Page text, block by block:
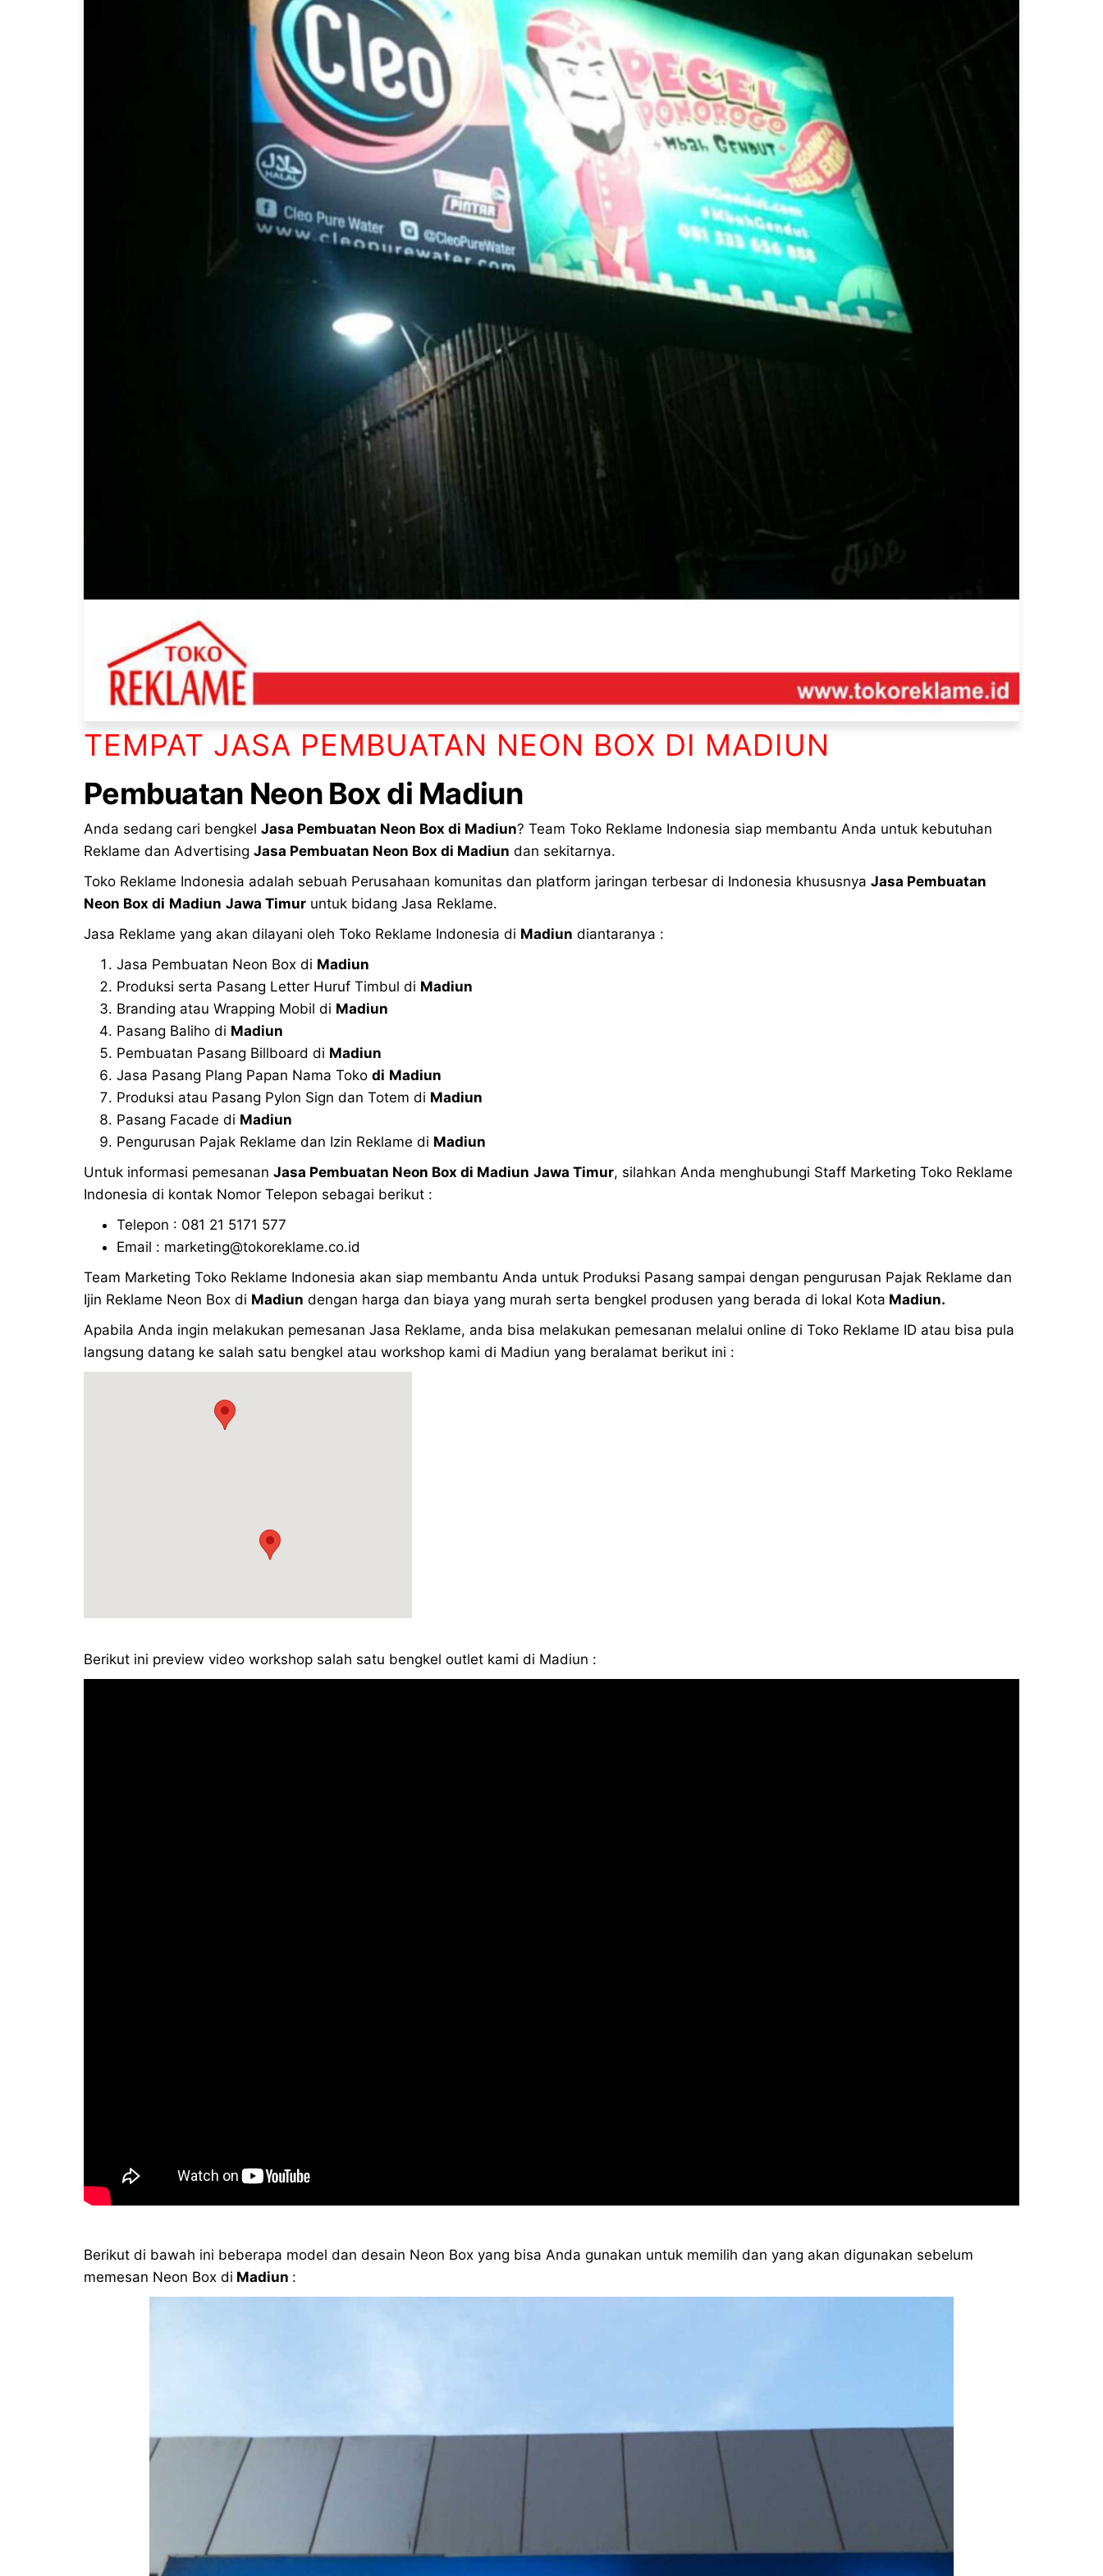
TEMPAT JASA PEMBUATAN NEON BOX DI MADIUN
Pembuatan Neon Box di Madiun
Anda sedang cari bengkel Jasa Pembuatan Neon Box di Madiun? Team Toko Reklame Indonesia siap membantu Anda untuk kebutuhan
Reklame dan Advertising Jasa Pembuatan Neon Box di Madiun dan sekitarnya.
Toko Reklame Indonesia adalah sebuah Perusahaan komunitas dan platform jaringan terbesar di Indonesia khususnya Jasa Pembuatan
Neon Box di Madiun Jawa Timur untuk bidang Jasa Reklame.
Jasa Reklame yang akan dilayani oleh Toko Reklame Indonesia di Madiun diantaranya :
Jasa Pembuatan Neon Box di Madiun
Produksi serta Pasang Letter Huruf Timbul di Madiun
Branding atau Wrapping Mobil di Madiun
Pasang Baliho di Madiun
Pembuatan Pasang Billboard di Madiun
Jasa Pasang Plang Papan Nama Toko di Madiun
Produksi atau Pasang Pylon Sign dan Totem di Madiun
Pasang Facade di Madiun
Pengurusan Pajak Reklame dan Izin Reklame di Madiun
Untuk informasi pemesanan Jasa Pembuatan Neon Box di Madiun Jawa Timur, silahkan Anda menghubungi Staff Marketing Toko Reklame
Indonesia di kontak Nomor Telepon sebagai berikut :
Telepon : 081 21 5171 577
Email : marketing@tokoreklame.co.id
Team Marketing Toko Reklame Indonesia akan siap membantu Anda untuk Produksi Pasang sampai dengan pengurusan Pajak Reklame dan
Ijin Reklame Neon Box di Madiun dengan harga dan biaya yang murah serta bengkel produsen yang berada di lokal Kota Madiun.
Apabila Anda ingin melakukan pemesanan Jasa Reklame, anda bisa melakukan pemesanan melalui online di Toko Reklame ID atau bisa pula
langsung datang ke salah satu bengkel atau workshop kami di Madiun yang beralamat berikut ini :
Berikut ini preview video workshop salah satu bengkel outlet kami di Madiun :
Berikut di bawah ini beberapa model dan desain Neon Box yang bisa Anda gunakan untuk memilih dan yang akan digunakan sebelum
memesan Neon Box di Madiun :